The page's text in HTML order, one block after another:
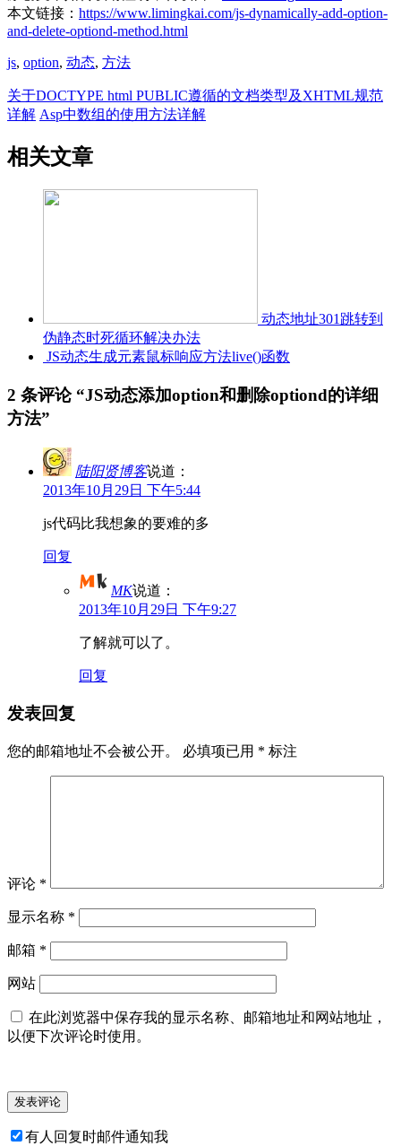
本文链接： https://www.limingkai.com/js-dynamically-add-option-
and-delete-optiond-method.html
js, option, 动态, 方法
关于DOCTYPE html PUBLIC遵循的文档类型及XHTML规范
详解 Asp中数组的使用方法详解
相关文章
动态地址301跳转到
伪静态时死循环解决办法
JS动态生成元素鼠标响应方法live()函数
2 条评论 “JS动态添加option和删除optiond的详细
方法”
陆阳贤博客说道：
2013年10月29日 下午5:44
js代码比我想象的要难的多
回复
MK说道：
2013年10月29日 下午9:27
了解就可以了。
回复
发表回复
您的邮箱地址不会被公开。 必填项已用 * 标注
评论 *
显示名称 *
邮箱 *
网站
在此浏览器中保存我的显示名称、邮箱地址和网站地址，
以便下次评论时使用。
有人回复时邮件通知我